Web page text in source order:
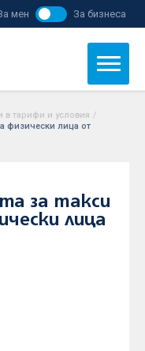
мен За бизнеса
в тарифи и условия /
физически лица от
за такси
лица